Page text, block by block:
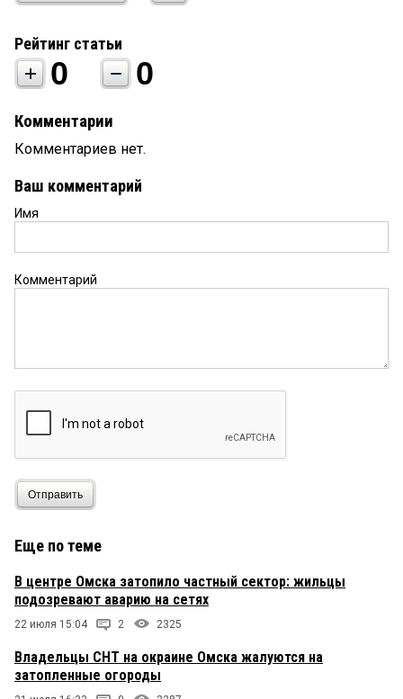
Рейтинг статьи
0 0
Комментарии
Комментариев нет.
Ваш комментарий
Имя
Комментарий
Отправить
Еще по теме
В центре Омска затопило частный сектор: жильцы
подозревают аварию на сетях
22 июля 15:04 2 2325
Владельцы СНТ на окраине Омска жалуются на
затопленные огороды